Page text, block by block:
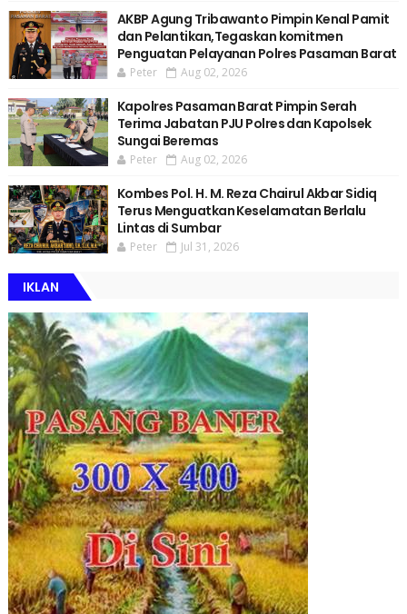
AKBP Agung Tribawanto Pimpin Kenal Pamit
dan Pelantikan,Tegaskan komitmen
Penguatan Pelayanan Polres Pasaman Barat
Peter Aug 02, 2026
Kapolres Pasaman Barat Pimpin Serah
Terima Jabatan PJU Polres dan Kapolsek
Sungai Beremas
Peter Aug 02, 2026
Kombes Pol. H. M. Reza Chairul Akbar Sidiq
Terus Menguatkan Keselamatan Berlalu
Lintas di Sumbar
Peter Jul 31, 2026
IKLAN